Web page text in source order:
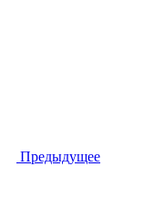
Предыдущее